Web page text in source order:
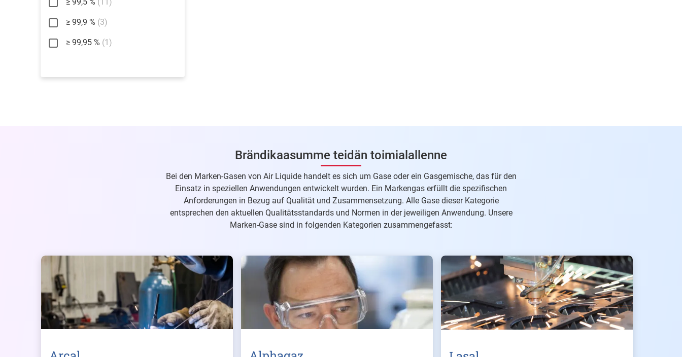
≥ 99,9 % (3)
≥ 99,95 % (1)
Brändikaasumme teidän toimialallenne
Bei den Marken-Gasen von Air Liquide handelt es sich um Gase oder ein Gasgemische, das für den
Einsatz in speziellen Anwendungen entwickelt wurden. Ein Markengas erfüllt die spezifischen
Anforderungen in Bezug auf Qualität und Zusammensetzung. Alle Gase dieser Kategorie
entsprechen den aktuellen Qualitätsstandards und Normen in der jeweiligen Anwendung. Unsere
Marken-Gase sind in folgenden Kategorien zusammengefasst: